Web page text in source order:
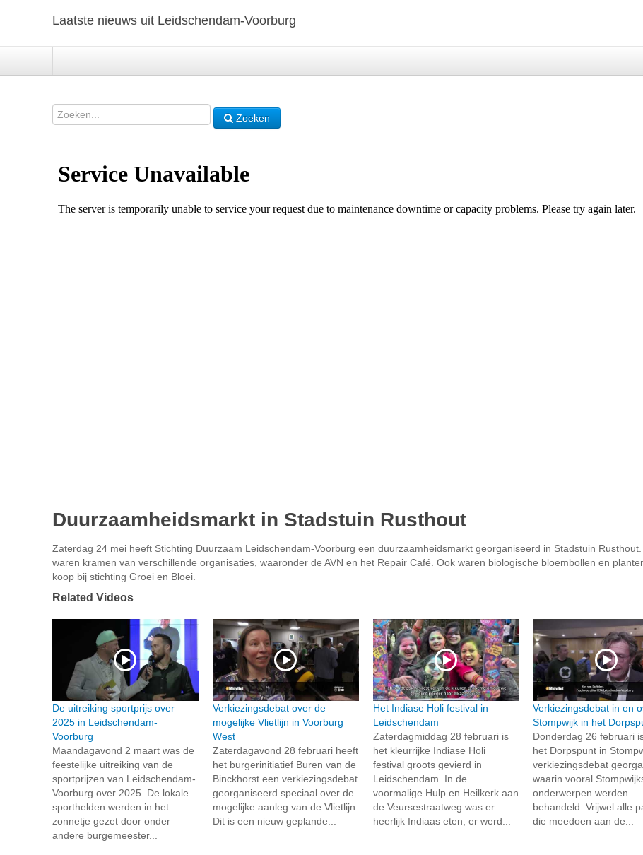
Laatste nieuws uit Leidschendam-Voorburg
Zoeken
Duurzaamheidsmarkt in Stadstuin Rusthout
Zaterdag 24 mei heeft Stichting Duurzaam Leidschendam-Voorburg een duurzaamheidsmarkt georganiseerd in Stadstuin
waren kramen van verschillende organisaties, waaronder de AVN en het Repair Café. Ook waren biologische bloembollen en
koop bij stichting Groei en Bloei.
Related Videos
De uitreiking sportprijs over
2025 in Leidschendam-
Voorburg
Maandagavond 2 maart was de
feestelijke uitreiking van de
sportprijzen van Leidschendam-
Voorburg over 2025. De lokale
sporthelden werden in het
zonnetje gezet door onder
andere burgemeester...
Verkiezingsdebat over de
mogelijke Vlietlijn in Voorburg
West
Zaterdagavond 28 februari heeft
het burgerinitiatief Buren van de
Binckhorst een verkiezingsdebat
georganiseerd speciaal over de
mogelijke aanleg van de Vlietlijn.
Dit is een nieuw geplande...
Het Indiase Holi festival in
Leidschendam
Zaterdagmiddag 28 februari is
het kleurrijke Indiase Holi
festival groots gevierd in
Leidschendam. In de
voormalige Hulp en Heilkerk aan
de Veursestraatweg was er
heerlijk Indiaas eten, er werd...
Verkiezingsdebat in en
Stompwijk in het
Donderdag 26 februari
het Dorpspunt in
verkiezingsdebat
waarin vooral
onderwerpen werden
behandeld. Vrijwel alle
die meedoen aan de...